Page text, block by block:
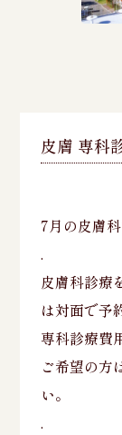
皮膚 専科
7月の皮膚
.
皮膚科診療
は対面で予
専科診療費
ご希望の方
い。
.